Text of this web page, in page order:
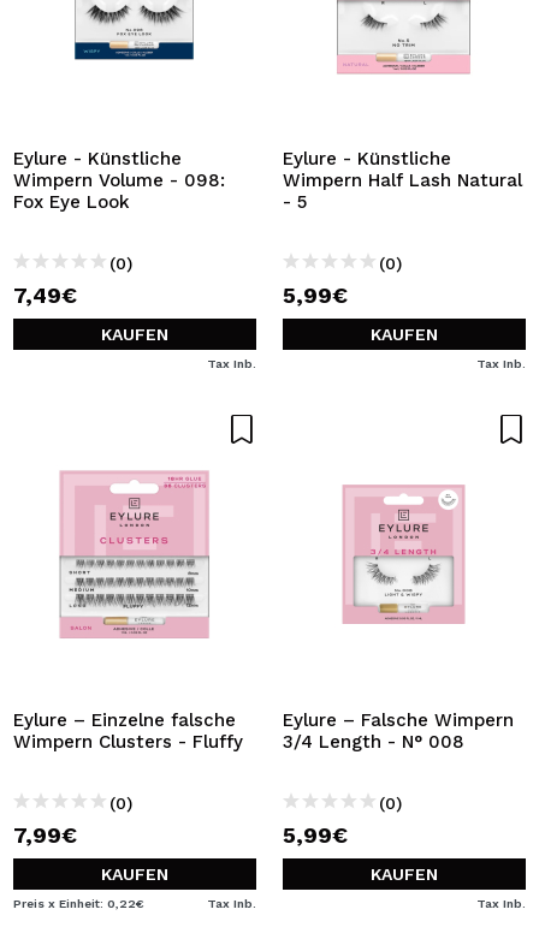
Eylure - Künstliche
Wimpern Volume - 098:
Fox Eye Look
(0)
7,49€
KAUFEN
Tax Inb.
Eylure - Künstliche
Wimpern Half Lash Natural
- 5
(0)
5,99€
KAUFEN
Tax Inb.
Eylure – Einzelne falsche
Wimpern Clusters - Fluffy
(0)
7,99€
KAUFEN
Preis x Einheit: 0,22€ Tax Inb.
Eylure – Falsche Wimpern
3/4 Length - N° 008
(0)
5,99€
KAUFEN
Tax Inb.